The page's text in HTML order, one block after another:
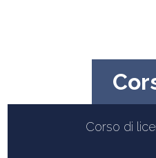
di licenza
dell'istituto di studi